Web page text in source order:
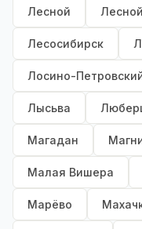
Лесной
Лесосибирск
Лосино-
Лысьва
Магадан
Малая Вишера
Марёво